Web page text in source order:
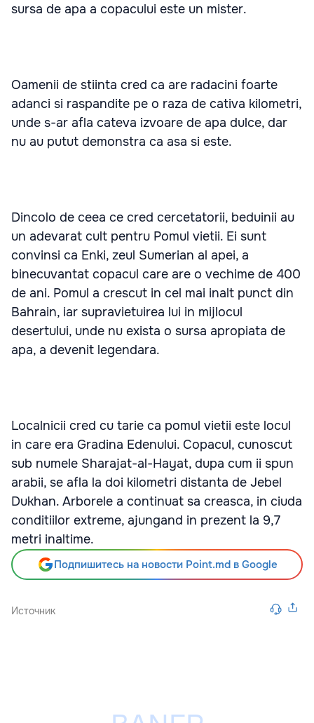
sursa de apa a copacului este un mister.
Oamenii de stiinta cred ca are radacini foarte
adanci si raspandite pe o raza de cativa kilometri,
unde s-ar afla cateva izvoare de apa dulce, dar
nu au putut demonstra ca asa si este.
Dincolo de ceea ce cred cercetatorii, beduinii au
un adevarat cult pentru Pomul vietii. Ei sunt
convinsi ca Enki, zeul Sumerian al apei, a
binecuvantat copacul care are o vechime de 400
de ani. Pomul a crescut in cel mai inalt punct din
Bahrain, iar supravietuirea lui in mijlocul
desertului, unde nu exista o sursa apropiata de
apa, a devenit legendara.
Localnicii cred cu tarie ca pomul vietii este locul
in care era Gradina Edenului. Copacul, cunoscut
sub numele Sharajat-al-Hayat, dupa cum ii spun
arabii, se afla la doi kilometri distanta de Jebel
Dukhan. Arborele a continuat sa creasca, in ciuda
conditiilor extreme, ajungand in prezent la 9,7
metri inaltime.
Подпишитесь на новости Point.md в Google
Источник